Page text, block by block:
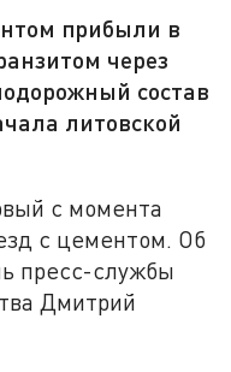
прибыли в
через
состав
литовской
с момента
с цементом. Об
пресс-службы
Дмитрий